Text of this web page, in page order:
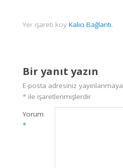
Yer işareti koy Kalıcı Bağlantı.
Bir yanıt yazın
E-posta adresiniz
* ile işaretlenmişlerdir
Yorum
*